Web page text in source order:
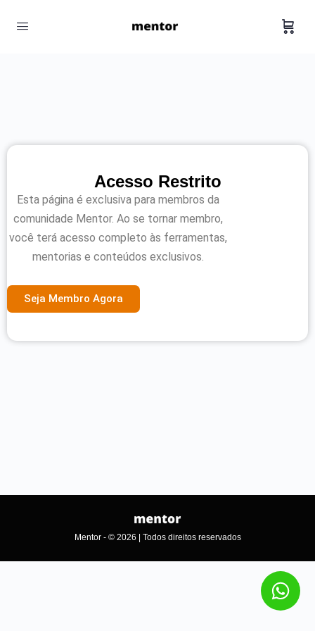
Acesso Restrito
Esta página é exclusiva para membros da
comunidade Mentor. Ao se tornar membro,
você terá acesso completo às ferramentas,
mentorias e conteúdos exclusivos.
Seja Membro Agora
Mentor - © 2026 | Todos direitos reservados